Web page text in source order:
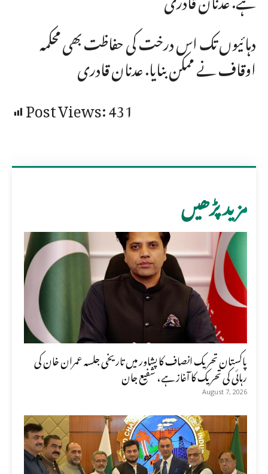
دہائیوں تک اس درخت کی حفاظت بھی محکمہ
اوقاف نے ممکن بنایا. عدنان قادری
Post Views:431
مزید پڑھیں
پاکستان تحریک انصاف کا پشاور میں تاریخی جلسہ عمران خان کی
رہائی کی تحریک کا آغاز ہے، شفیع جان
August 7, 2026